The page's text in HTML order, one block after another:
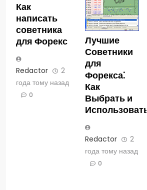
Как
написать
советника
для Форекс
Redactor
2
года тому назад
0
Лучшие
Советники
для
Форекса⁚
Как
Выбрать и
Использовать
Redactor
2
года тому назад
0